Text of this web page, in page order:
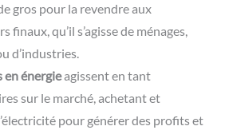
gros pour la revendre aux
finaux, qu’il s’agisse de ménages,
d’industries.
en énergieagissent en tant
sur le marché, achetant et
pour générer des profits et